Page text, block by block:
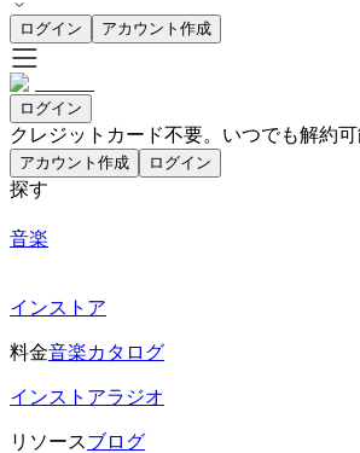
ログイン アカウント作成
ログイン
クレジットカード不要。いつでも解約可
アカウント作成 ログイン
探す
音楽
インストア
料金音楽カタログ
インストアラジオ
リソースブログ